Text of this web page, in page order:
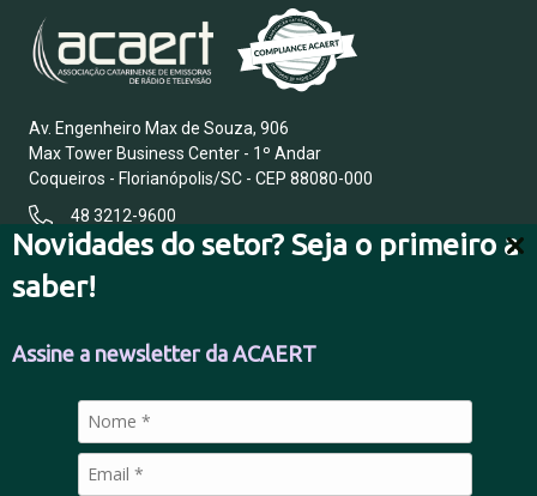
Novidades do setor? Seja o primeiro a
saber!
Assine a newsletter da ACAERT
Av. Engenheiro Max de Souza, 906
Max Tower Business Center - 1º Andar
Coqueiros - Florianópolis/SC - CEP 88080-000
48 3212-9600
FALE CONOSCO
POLÍTICA DE PRIVACIDADE